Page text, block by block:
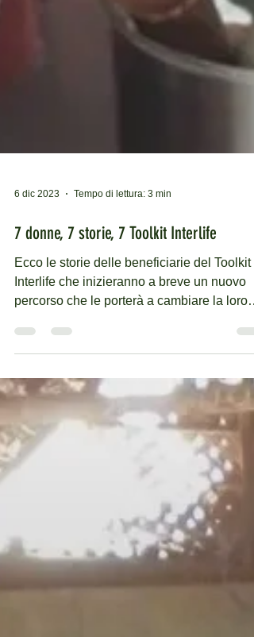
6 dic 2023 Tempo di lettura: 3 min
7 donne, 7 storie, 7 Toolkit Interlife
Ecco le storie delle beneficiarie del Toolkit
Interlife che inizieranno a breve un nuovo
percorso che le porterà a cambiare la loro
vita,...